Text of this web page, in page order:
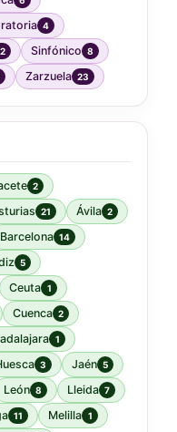
4
Sinfónico 8
Zarzuela 23
2
21 Ávila 2
Barcelona 14
5
Ceuta 1
Cuenca 2
1
3 Jaén 5
León 8 Lleida 7
11 Melilla 1